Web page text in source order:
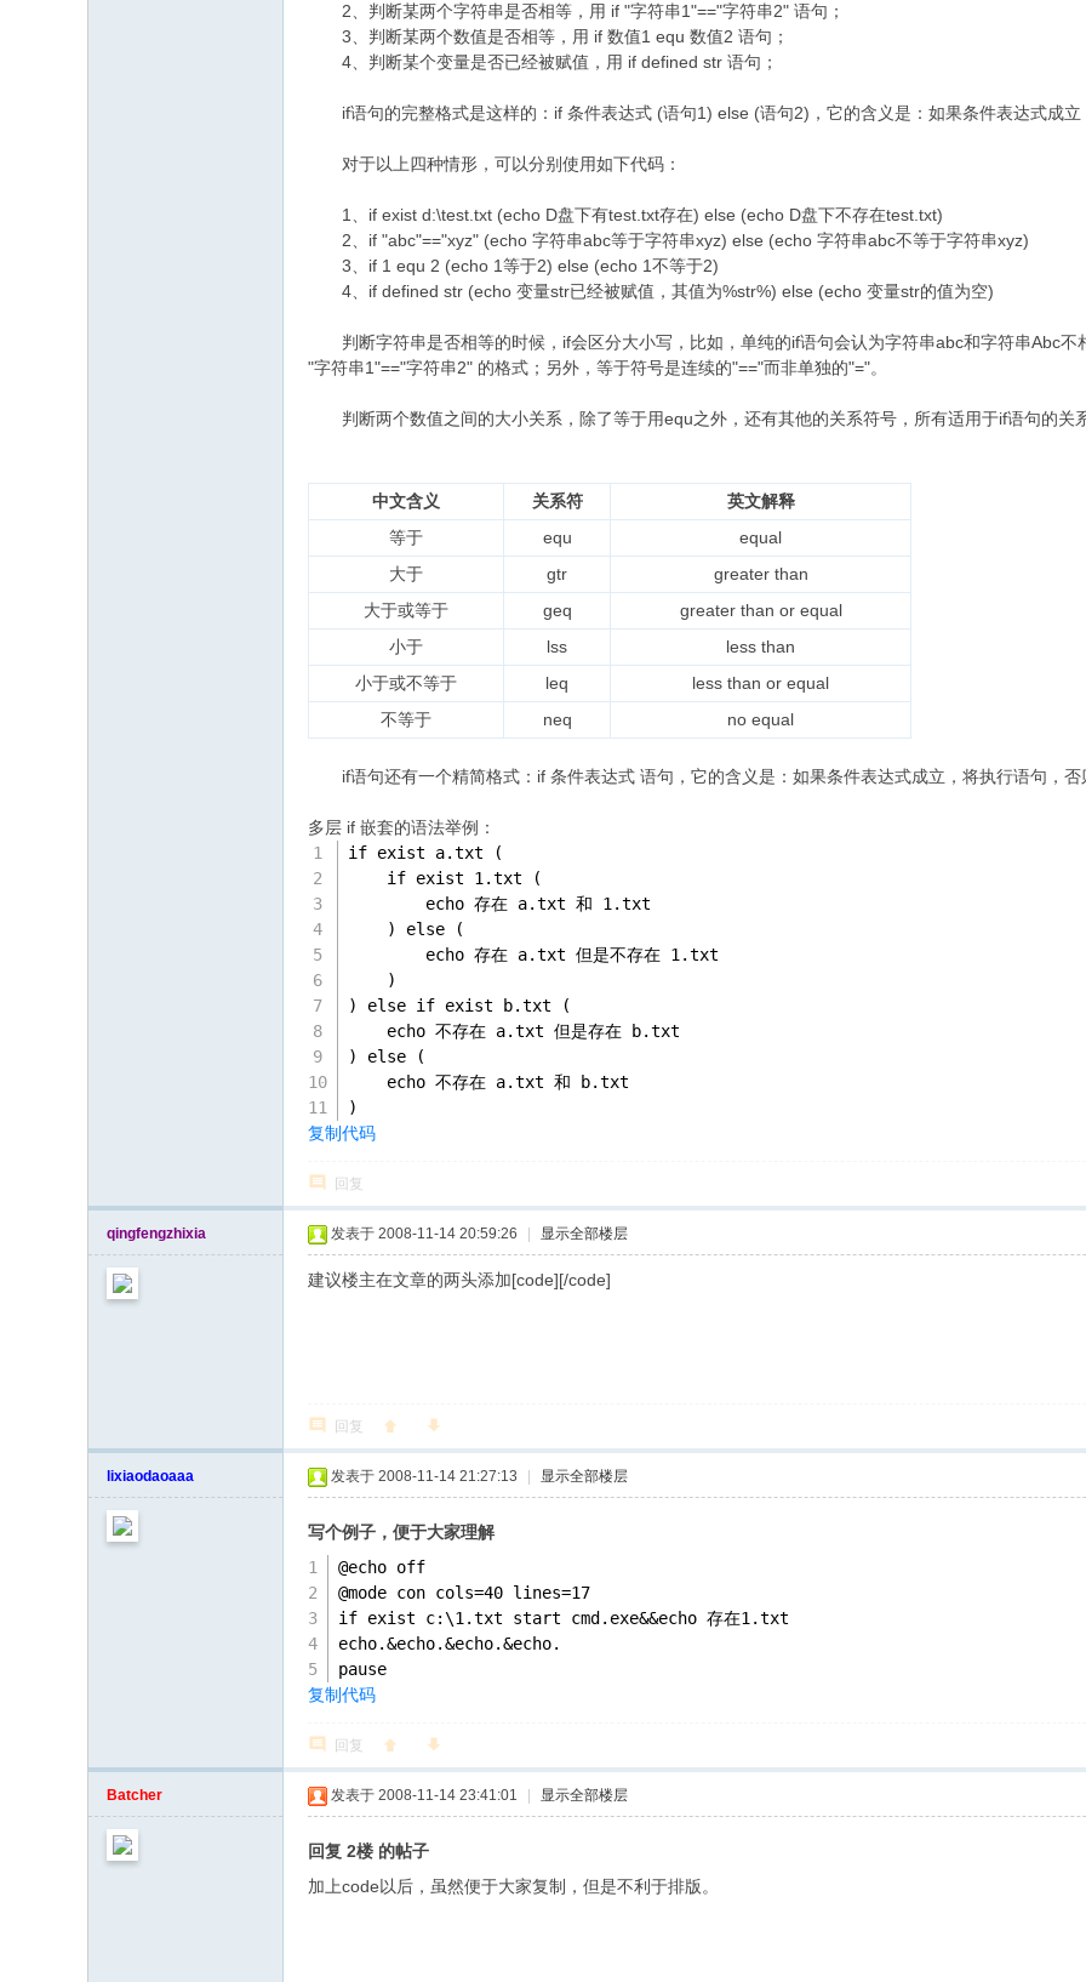
2、判断某两个字符串是否相等，用 if "字符串1"=="字符串2" 语句；
3、判断某两个数值是否相等，用 if 数值1 equ 数值2 语句；
4、判断某个变量是否已经被赋值，用 if defined str 语句；
if语句的完整格式是这样的：if 条件表达式 (语句1) else (语句2)，它的含义是：如果条件表达式成立
对于以上四种情形，可以分别使用如下代码：
1、if exist d:\test.txt (echo D盘下有test.txt存在) else (echo D盘下不存在test.txt)
2、if "abc"=="xyz" (echo 字符串abc等于字符串xyz) else (echo 字符串abc不等于字符串xyz)
3、if 1 equ 2 (echo 1等于2) else (echo 1不等于2)
4、if defined str (echo 变量str已经被赋值，其值为%str%) else (echo 变量str的值为空)
判断字符串是否相等的时候，if会区分大小写，比如，单纯的if语句会认为字符串abc和字符串Abc不
"字符串1"=="字符串2" 的格式；另外，等于符号是连续的"=="而非单独的"="。
判断两个数值之间的大小关系，除了等于用equ之外，还有其他的关系符号，所有适用于if语句的关
中文含义 关系符
英文解释
等于
equ
equal
大于
gtr
greater than
大于或等于
geq
greater than or equal
小于
lss
less than
小于或不等于
leq
less than or equal
不等于
neq no equal
if语句还有一个精简格式：if 条件表达式 语句，它的含义是：如果条件表达式成立，将执行语句，否
多层 if 嵌套的语法举例：
if exist a.txt (
    if exist 1.txt (
        echo 存在 a.txt 和 1.txt
    ) else (
        echo 存在 a.txt 但是不存在 1.txt
    )
) else if exist b.txt (
    echo 不存在 a.txt 但是存在 b.txt
) else (
    echo 不存在 a.txt 和 b.txt
)
复制代码
回复
qingfengzhixia 发表于 2008-11-14 20:59:26 显示全部楼层
建议楼主在文章的两头添加[code][/code]
回复
lixiaodaoaaa 发表于 2008-11-14 21:27:13 显示全部楼层
写个例子，便于大家理解
@echo off
@mode con cols=40 lines=17
if exist c:\1.txt start cmd.exe&&echo 存在1.txt
echo.&echo.&echo.&echo.
pause
复制代码
回复
Batcher 发表于 2008-11-14 23:41:01 显示全部楼层
回复 2楼 的帖子
加上code以后，虽然便于大家复制，但是不利于排版。